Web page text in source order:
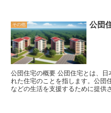
石やレンガ、コンクリートなどの
い空間を持つことが特徴です。ま
快適な生活空間を提供することを目指してい
アデザインも特徴的であり、シン
す。明るい色調や自然光を取り入
します。また、洋風の家具やアク
デザインが多く、機能性と美しさを兼ね
ォームや建築をする際には、まず
ったデザインを考えることが重要
モダンでスタイリッシュな雰囲気
その他 公団
公団住宅の概要 公団住宅とは、日本において公共的な目的で建設さ
れた住宅のことを指します。公団
などの生活を支援するために提供されます。 公団